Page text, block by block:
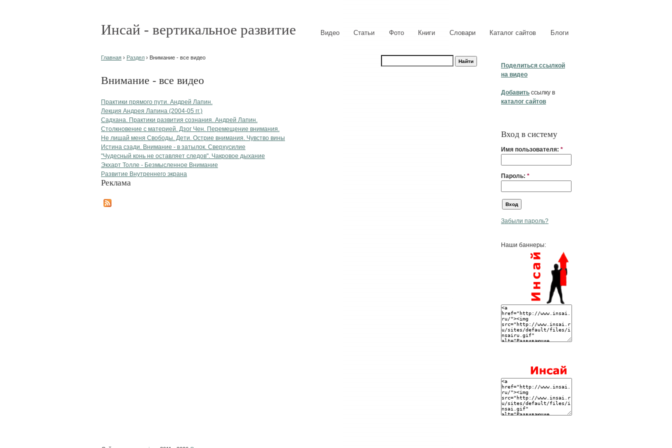
Инсай - вертикальное развитие Видео Статьи Фото Книги Словари Каталог сайтов Блоги
Поделиться ссылкой
на видео
Добавить ссылку в
каталог сайтов
Вход в систему
Имя пользователя: *
Пароль: *
Забыли пароль?
Наши баннеры:
Главная › Раздел › Внимание - все видео
Внимание - все видео
Практики прямого пути. Андрей Лапин.
Лекция Андрея Лапина (2004-05 гг.)
Садхана. Практики развития сознания. Андрей Лапин.
Столкновение с материей. Дзог Чен. Перемещение внимания.
Не лишай меня Свободы. Дети. Острие внимания. Чувство вины
Истина сзади. Внимание - в затылок. Сверхусилие
"Чудесный конь не оставляет следов". Чакровое дыхание
Экхарт Толле - Безмысленное Внимание
Развитие Внутреннего экрана
Реклама